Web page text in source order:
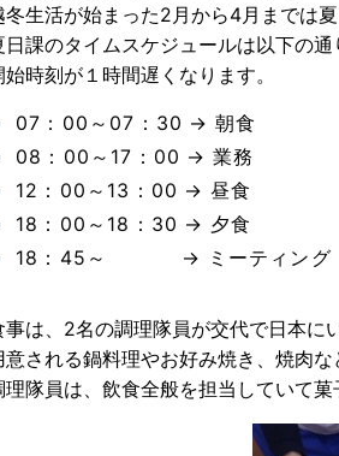
冬生活が始まった2月から4月までは
日課のタイムスケジュールは以下の
始時刻が１時間遅くなります。
07：00～07：30 → 朝食
08：00～17：00 → 業務
12：00～13：00 → 昼食
18：00～18：30 → 夕食
18：45～ → ミーティング
事は、2名の調理隊員が交代で日本に
意される鍋料理やお好み焼き、焼肉
理隊員は、飲食全般を担当していて